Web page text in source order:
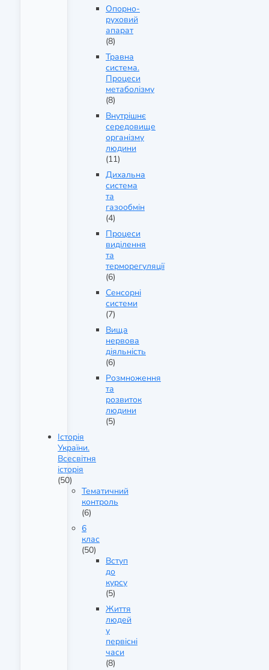
Опорно-
руховий
апарат
(8)
Травна
система.
Процеси
метаболізму
(8)
Внутрішнє
середовище
організму
людини
(11)
Дихальна
система
та
газообмін
(4)
Процеси
виділення
та
терморегуляції
(6)
Сенсорні
системи
(7)
Вища
нервова
діяльність
(6)
Розмноження
та
розвиток
людини
(5)
Історія
України.
Всесвітня
історія
(50)
Тематичний
контроль
(6)
6
клас
(50)
Вступ
до
курсу
(5)
Життя
людей
у
первісні
часи
(8)